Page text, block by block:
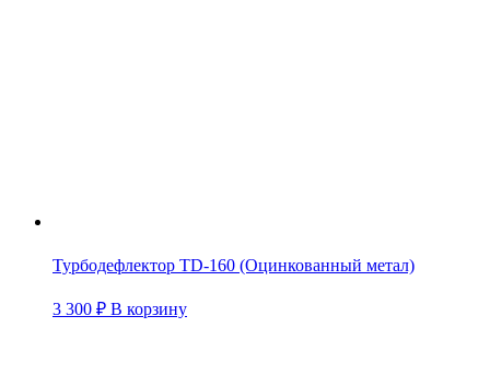
Турбодефлектор TD-160 (Оцинкованный метал)
3 300 ₽ В корзину